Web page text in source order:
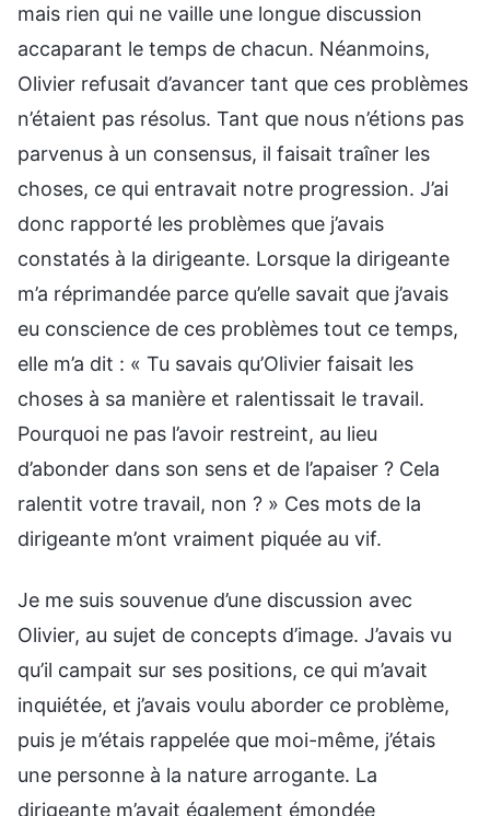
mais rien qui ne vaille une longue discussion
accaparant le temps de chacun. Néanmoins,
Olivier refusait d’avancer tant que ces problèmes
n’étaient pas résolus. Tant que nous n’étions pas
parvenus à un consensus, il faisait traîner les
choses, ce qui entravait notre progression. J’ai
donc rapporté les problèmes que j’avais
constatés à la dirigeante. Lorsque la dirigeante
m’a réprimandée parce qu’elle savait que j’avais
eu conscience de ces problèmes tout ce temps,
elle m’a dit : « Tu savais qu’Olivier faisait les
choses à sa manière et ralentissait le travail.
Pourquoi ne pas l’avoir restreint, au lieu
d’abonder dans son sens et de l’apaiser ? Cela
ralentit votre travail, non ? » Ces mots de la
dirigeante m’ont vraiment piquée au vif.
Je me suis souvenue d’une discussion avec
Olivier, au sujet de concepts d’image. J’avais vu
qu’il campait sur ses positions, ce qui m’avait
inquiétée, et j’avais voulu aborder ce problème,
puis je m’étais rappelée que moi-même, j’étais
une personne à la nature arrogante. La
dirigeante m’avait également émondée